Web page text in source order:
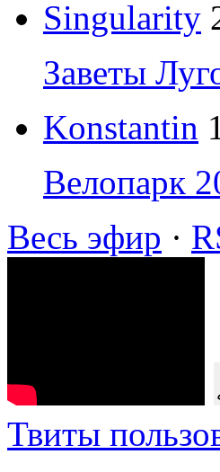
Singularity
Заветы
Konstantin
Велопарк
Весь эфир ·
Твиты